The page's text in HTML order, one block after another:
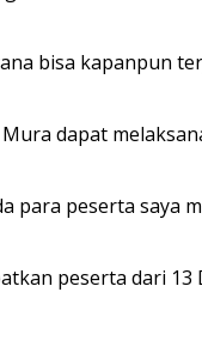
bisa kapanpun
dapat
para peserta saya
peserta dari 13